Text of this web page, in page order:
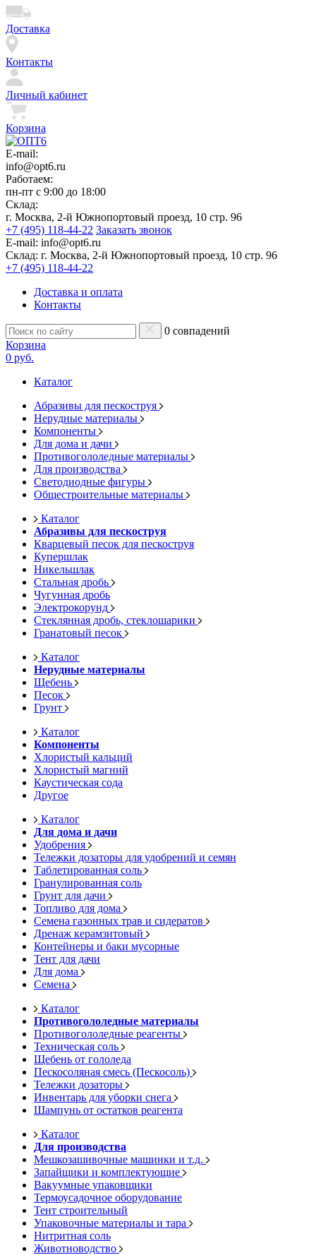
Доставка
Контакты
Личный кабинет
Корзина
E-mail:
info@opt6.ru
Работаем:
пн-пт с 9:00 до 18:00
Склад:
г. Москва, 2-й Южнопортовый проезд, 10 стр. 96
+7 (495) 118-44-22 Заказать звонок
E-mail: info@opt6.ru
Склад: г. Москва, 2-й Южнопортовый проезд, 10 стр. 96
+7 (495) 118-44-22
Доставка и оплата
Контакты
0 совпадений
Корзина
0 руб.
Каталог
Абразивы для пескоструя
Нерудные материалы
Компоненты
Для дома и дачи
Противогололедные материалы
Для производства
Светодиодные фигуры
Общестроительные материалы
Каталог
Абразивы для пескоструя
Кварцевый песок для пескоструя
Купершлак
Никельшлак
Стальная дробь
Чугунная дробь
Электрокорунд
Стеклянная дробь, стеклошарики
Гранатовый песок
Каталог
Нерудные материалы
Щебень
Песок
Грунт
Каталог
Компоненты
Хлористый кальций
Хлористый магний
Каустическая сода
Другое
Каталог
Для дома и дачи
Удобрения
Тележки дозаторы для удобрений и семян
Таблетированная соль
Гранулированная соль
Грунт для дачи
Топливо для дома
Семена газонных трав и сидератов
Дренаж керамзитовый
Контейнеры и баки мусорные
Тент для дачи
Для дома
Семена
Каталог
Противогололедные материалы
Противогололедные реагенты
Техническая соль
Щебень от гололеда
Пескосоляная смесь (Пескосоль)
Тележки дозаторы
Инвентарь для уборки снега
Шампунь от остатков реагента
Каталог
Для производства
Мешкозашивочные машинки и т.д.
Запайщики и комплектующие
Вакуумные упаковщики
Термоусадочное оборудование
Тент строительный
Упаковочные материалы и тара
Нитритная соль
Животноводство